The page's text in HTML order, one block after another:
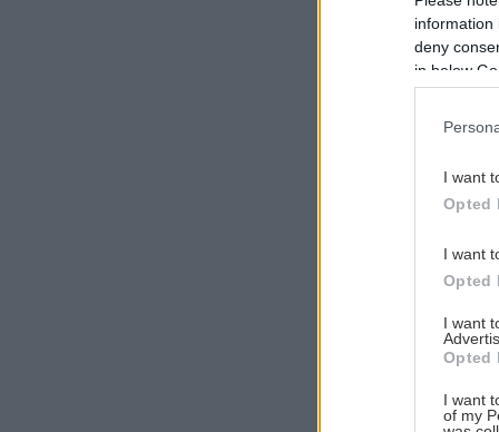
information
deny
in below
I want
Opted
I want
Opted
I want
Opted
I want
of my